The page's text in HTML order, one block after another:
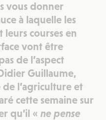
vous donner
à laquelle les
leurs courses en
vont être
de l’aspect
Guillaume,
l’agriculture et
cette semaine sur
qu’il « ne pense